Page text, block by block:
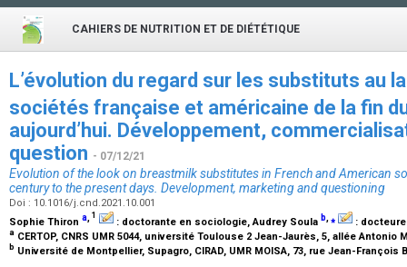
CAHIERS DE NUTRITION ET DE DIÉTÉTIQUE
L’évolution du regard sur les substituts au
sociétés française et américaine de la fin
aujourd’hui. Développement,
question - 07/12/21
Evolution of the look on breastmilk substitutes in French and American
century to the present days. Development, marketing and questioning
Doi : 10.1016/j.cnd.2021.10.001
Sophie Thiron a, 1
: doctorante en sociologie, Audrey Soula b,⁎ :
a CERTOP, CNRS UMR 5044, université Toulouse 2 Jean-Jaurès, 5, allée Antonio
b Université de Montpellier, Supagro, CIRAD, UMR MOISA, 73, rue Jean-